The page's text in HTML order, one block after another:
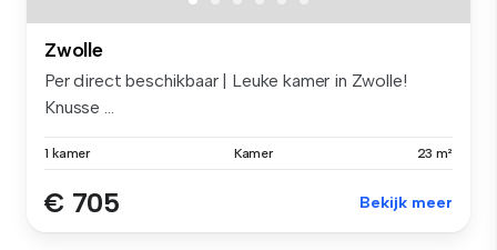
Zwolle
Per direct beschikbaar | Leuke kamer in Zwolle!
Knusse ...
1 kamer Kamer 23 m²
€ 705 Bekijk meer